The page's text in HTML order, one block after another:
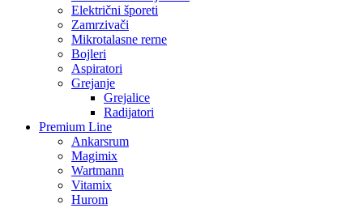
Električni šporeti
Zamrzivači
Mikrotalasne rerne
Bojleri
Aspiratori
Grejanje
Grejalice
Radijatori
Premium Line
Ankarsrum
Magimix
Wartmann
Vitamix
Hurom